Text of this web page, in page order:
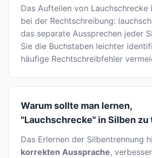
Das Aufteilen von Lauchschrecke
bei der Rechtschreibung:
das separate Aussprechen jeder
Sie die Buchstaben leichter
häufige Rechtschreibfehler
Warum sollte man lernen,
"Lauchschrecke" in Silben zu
Das Erlernen der Silbentrennung
korrekten Aussprache,